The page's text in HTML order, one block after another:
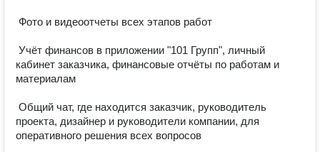
кабинет заказчика, финансовые отчёты по работам и
материалам
проекта, дизайнер и руководители компании, для
оперативного решения всех вопросов